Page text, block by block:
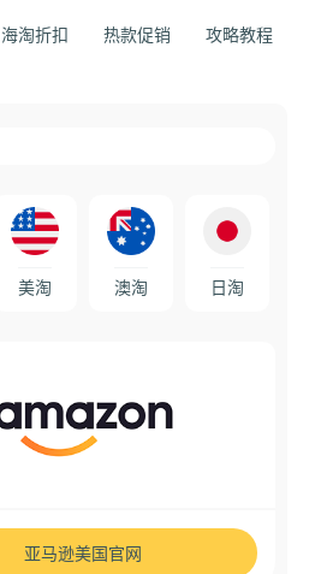
海淘折扣 热款促销 攻略教程
美淘 澳淘 日淘
亚马逊美国官网